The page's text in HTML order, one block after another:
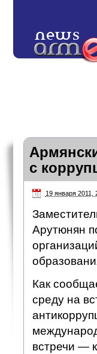
с
19 января 2011,
Арутюнян
Как
среду на
встречи —